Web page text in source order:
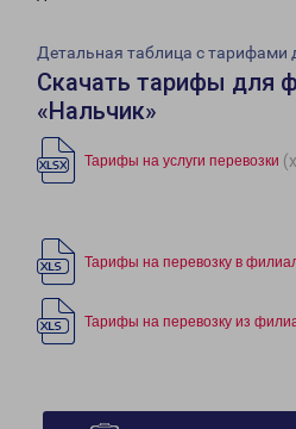
Детальная таблица с тарифами
Скачать тарифы для
«Нальчик»
Тарифы на услуги перевозки
Тарифы на перевозку в
Тарифы на перевозку из